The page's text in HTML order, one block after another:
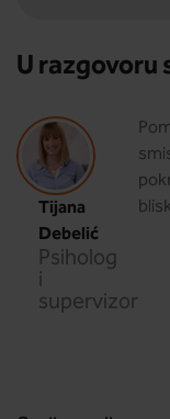
U razgovoru
Tijana
Debelić
Psiholog
i
supervizor